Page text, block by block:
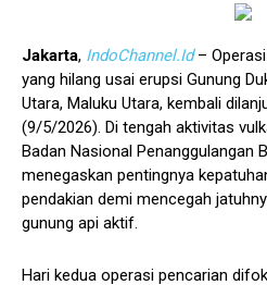
Jakarta, IndoChannel.Id–
yang hilang usai erupsi Gunung
Utara, Maluku Utara, kembali
(9/5/2026). Di tengah aktivitas
Badan Nasional Penanggulangan
menegaskan pentingnya
pendakian demi mencegah
gunung api aktif.
Hari kedua operasi pencarian